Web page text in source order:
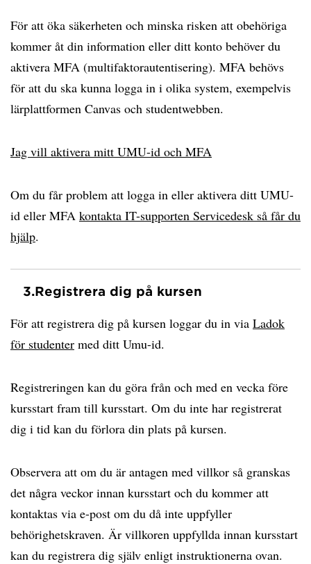
För att öka säkerheten och minska risken att obehöriga
kommer åt din information eller ditt konto behöver du
aktivera MFA (multifaktorautentisering). MFA behövs
för att du ska kunna logga in i olika system, exempelvis
lärplattformen Canvas och studentwebben.
Jag vill aktivera mitt UMU-id och MFA
Om du får problem att logga in eller aktivera ditt UMU-
id eller MFA kontakta IT-supporten Servicedesk så får du
hjälp.
3.Registrera dig på kursen
För att registrera dig på kursen loggar du in via Ladok
för studenter med ditt Umu-id.
Registreringen kan du göra från och med en vecka före
kursstart fram till kursstart. Om du inte har registrerat
dig i tid kan du förlora din plats på kursen.
Observera att om du är antagen med villkor så granskas
det några veckor innan kursstart och du kommer att
kontaktas via e-post om du då inte uppfyller
behörighetskraven. Är villkoren uppfyllda innan kursstart
kan du registrera dig själv enligt instruktionerna ovan.